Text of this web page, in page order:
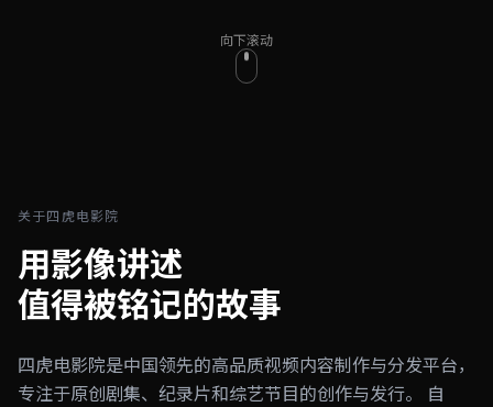
向下滚动
关于四虎电影院
用影像讲述
值得被铭记的故事
四虎电影院是中国领先的高品质视频内容制作与分发平台，
专注于原创剧集、纪录片和综艺节目的创作与发行。 自